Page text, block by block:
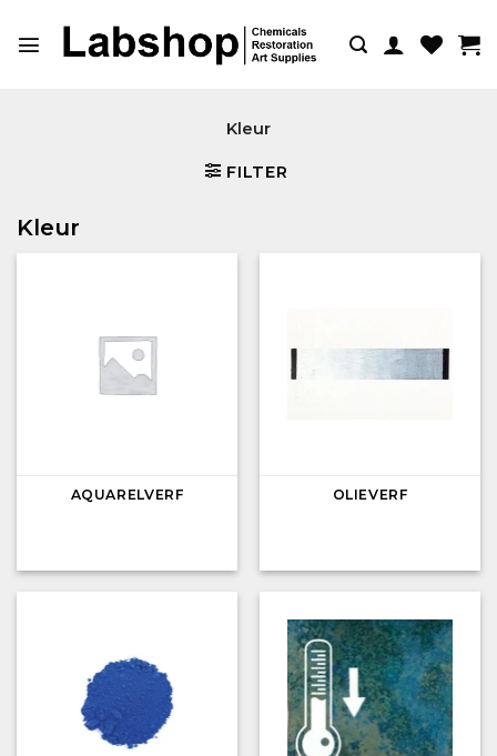
naar
Kleur
FILTER
Kleur
AQUARELVERF OLIEVERF